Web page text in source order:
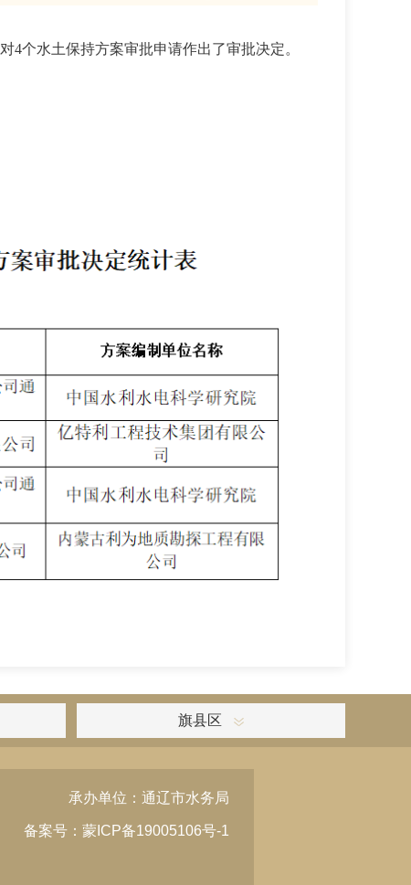
对4个水土保持方案审批申请作出了审批决定。
旗县区
承办单位：通辽市水务局
备案号：蒙ICP备19005106号-1